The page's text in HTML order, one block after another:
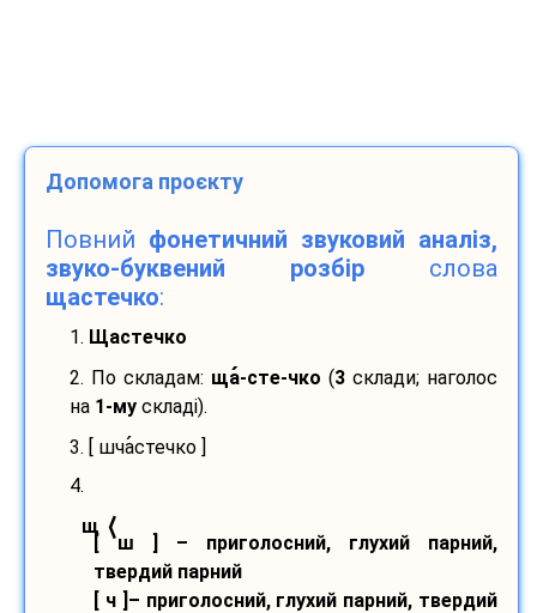
Допомога проєкту
Повний фонетичний звуковий аналіз,
звуко-буквений розбір слова
щастечко:
1. Щастечко
2. По складам: ща-сте-чко (3 склади; наголос
на 1-му складі).
3. [ шчастечко ]
4.
щ ⟨
[ ш ] – приголосний, глухий парний,
твердий парний
[ ч ]– приголосний, глухий парний, твердий